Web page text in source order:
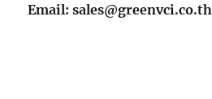
Email: sales@greenvci.co.th